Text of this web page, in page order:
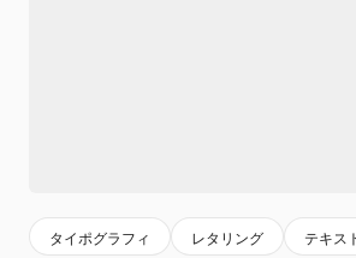
タイポグラフィ レタリング テキス